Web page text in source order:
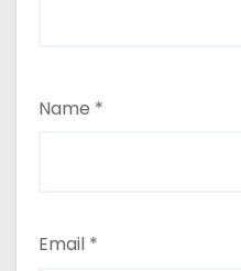
Name *
Email *